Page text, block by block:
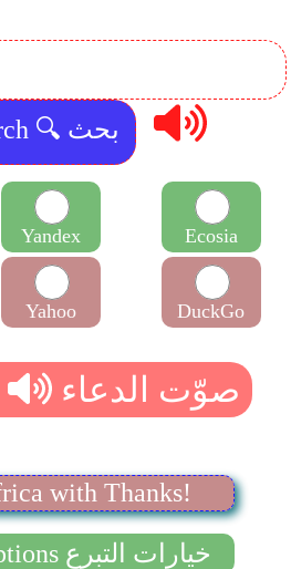
Yandex
Yahoo
Ecosia
DuckGo
with Thanks!
Donate Options خيارات التبرع